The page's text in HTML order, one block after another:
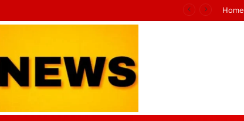
Home